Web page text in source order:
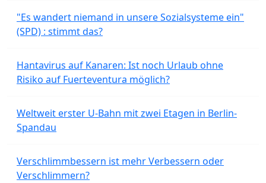
"Es wandert niemand in unsere Sozialsysteme ein"
(SPD) : stimmt das?
Hantavirus auf Kanaren: Ist noch Urlaub ohne
Risiko auf Fuerteventura möglich?
Weltweit erster U-Bahn mit zwei Etagen in Berlin-
Spandau
Verschlimmbessern ist mehr Verbessern oder
Verschlimmern?